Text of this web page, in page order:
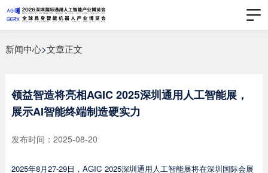
新闻中心>文章正文
领益智造将亮相AGIC 2025深圳通用人工智能展，
展示AI智能终端制造硬实力
发布时间：2025-08-20
2025年8月27-29日，AGIC 2025深圳通用人工智能展将在深圳国际会展